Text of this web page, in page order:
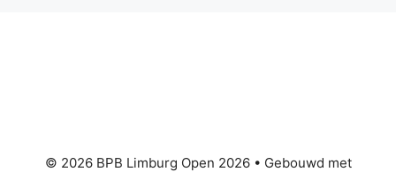
© 2026 BPB Limburg Open 2026• Gebouwd met